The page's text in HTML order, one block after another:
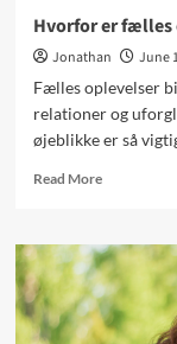
Hvorfor er fælles
Jonathan
June
Fælles oplevelser
relationer og
øjeblikke er så
Read MoreRead
Hvorfor
er
fælles
oplevelser
vigtige